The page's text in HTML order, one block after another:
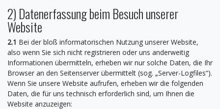
2) Datenerfassung beim Besuch unserer
Website
2.1 Bei der bloß informatorischen Nutzung unserer Website,
also wenn Sie sich nicht registrieren oder uns anderweitig
Informationen übermitteln, erheben wir nur solche Daten, die Ihr
Browser an den Seitenserver übermittelt (sog. „Server-Logfiles“).
Wenn Sie unsere Website aufrufen, erheben wir die folgenden
Daten, die für uns technisch erforderlich sind, um Ihnen die
Website anzuzeigen: